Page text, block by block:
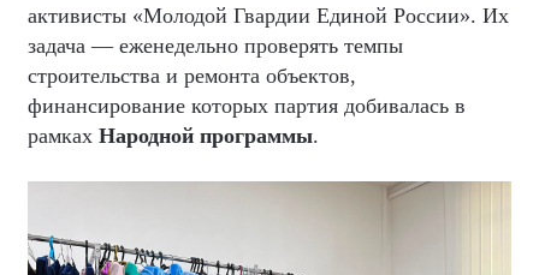
активисты «Молодой Гвардии Единой России». Их
задача — еженедельно проверять темпы
строительства и ремонта объектов,
финансирование которых партия добивалась в
рамках Народной программы.